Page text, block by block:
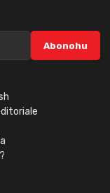
Abonohu